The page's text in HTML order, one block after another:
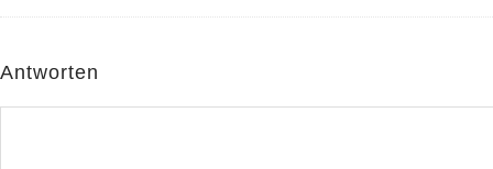
Antworten